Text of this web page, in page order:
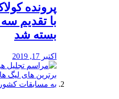
پرونده
با تقدیم سه
بسته شد
اکتبر 17, 2019